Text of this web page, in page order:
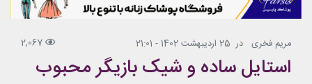
مریم فخری در 25 اردیبهشت 1402 - 21:01 2,067
استایل ساده و شیک بازیگر محبوب